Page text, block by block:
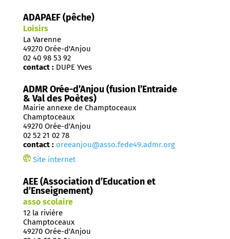
ADAPAEF (pêche)
Loisirs
La Varenne
49270 Orée-d'Anjou
02 40 98 53 92
contact : DUPE Yves
ADMR Orée-d’Anjou (fusion l’Entraide
& Val des Poètes)
Mairie annexe de Champtoceaux
Champtoceaux
49270 Orée-d'Anjou
02 52 21 02 78
contact : oreeanjou@asso.fede49.admr.org
Site internet
AEE (Association d’Education et
d’Enseignement)
asso scolaire
12 la rivière
Champtoceaux
49270 Orée-d'Anjou